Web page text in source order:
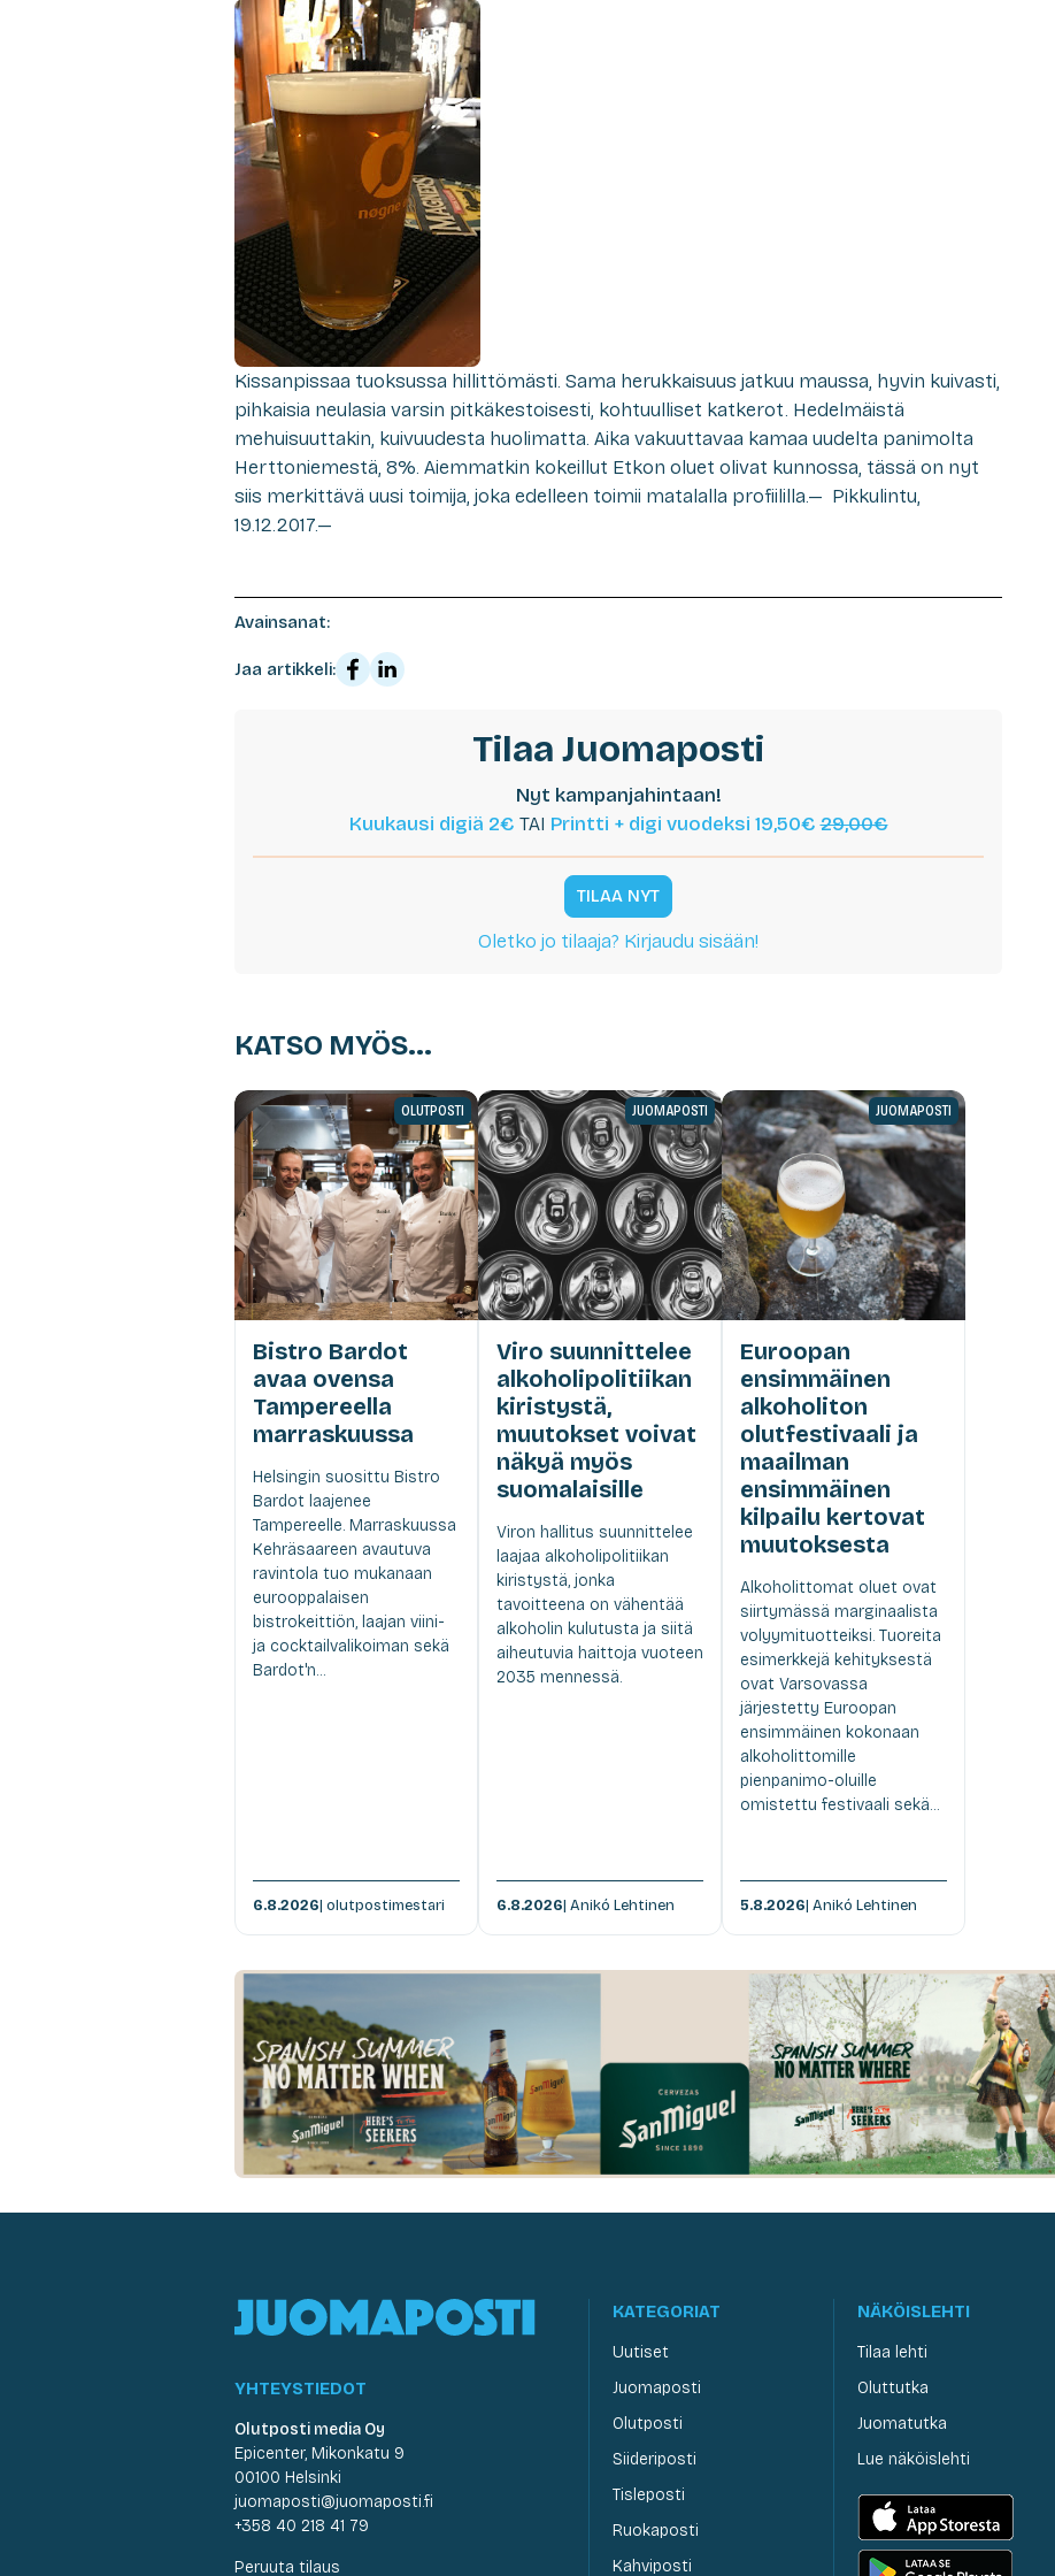
Kissanpissaa tuoksussa hillittömästi. Sama herukkaisuus jatkuu maussa, hyvin kuivasti,
pihkaisia neulasia varsin pitkäkestoisesti, kohtuulliset katkerot. Hedelmäistä
mehuisuuttakin, kuivuudesta huolimatta. Aika vakuuttavaa kamaa uudelta panimolta
Herttoniemestä, 8%. Aiemmatkin kokeillut Etkon oluet olivat kunnossa, tässä on nyt
siis merkittävä uusi toimija, joka edelleen toimii matalalla profiililla.— Pikkulintu,
19.12.2017.—
Avainsanat:
Jaa artikkeli:
Tilaa Juomaposti
Nyt kampanjahintaan!
Kuukausi digiä 2€ TAI Printti + digi vuodeksi 19,50€29,00€
TILAA NYT
Oletko jo tilaaja? Kirjaudu sisään!
KATSO MYÖS...
OLUTPOSTI
Bistro Bardot
avaa ovensa
Tampereella
marraskuussa
Helsingin suosittu Bistro
Bardot laajenee
Tampereelle. Marraskuussa
Kehräsaareen avautuva
ravintola tuo mukanaan
eurooppalaisen
bistrokeittiön, laajan viini-
ja cocktailvalikoiman sekä
Bardot'n...
6.8.2026| olutpostimestari
JUOMAPOSTI
Viro suunnittelee
alkoholipolitiikan
kiristystä,
muutokset voivat
näkyä myös
suomalaisille
Viron hallitus suunnittelee
laajaa alkoholipolitiikan
kiristystä, jonka
tavoitteena on vähentää
alkoholin kulutusta ja siitä
aiheutuvia haittoja vuoteen
2035 mennessä.
6.8.2026| Anikó Lehtinen
JUOMAPOSTI
Euroopan
ensimmäinen
alkoholiton
olutfestivaali ja
maailman
ensimmäinen
kilpailu kertovat
muutoksesta
Alkoholittomat oluet ovat
siirtymässä marginaalista
volyymituotteiksi. Tuoreita
esimerkkejä kehityksestä
ovat Varsovassa
järjestetty Euroopan
ensimmäinen kokonaan
alkoholittomille
pienpanimo-oluille
omistettu festivaali sekä...
5.8.2026| Anikó Lehtinen
YHTEYSTIEDOT
Olutposti media Oy
Epicenter, Mikonkatu 9
00100 Helsinki
juomaposti@juomaposti.fi
+358 40 218 41 79
Peruuta tilaus
KATEGORIAT
Uutiset
Juomaposti
Olutposti
Siideriposti
Tisleposti
Ruokaposti
Kahviposti
NÄKÖISLEHTI
Tilaa lehti
Oluttutka
Juomatutka
Lue näköislehti